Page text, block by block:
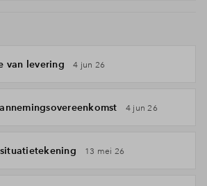
van levering 4 jun 26
4 jun 26
13 mei 26